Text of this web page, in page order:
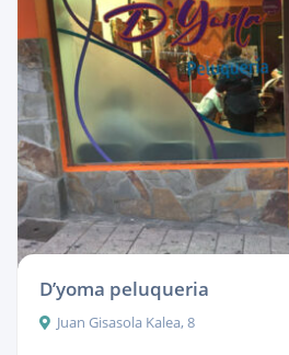
D’yoma peluqueria
Juan Gisasola Kalea, 8